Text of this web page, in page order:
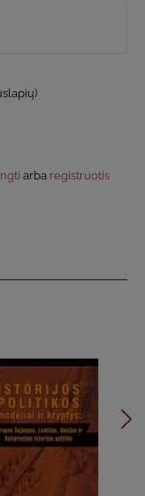
arba registruotis